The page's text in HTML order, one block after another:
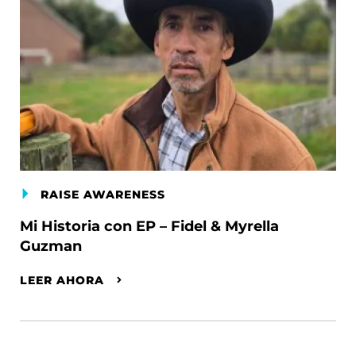
RAISE AWARENESS
Mi Historia con EP – Fidel & Myrella
Guzman
LEER AHORA